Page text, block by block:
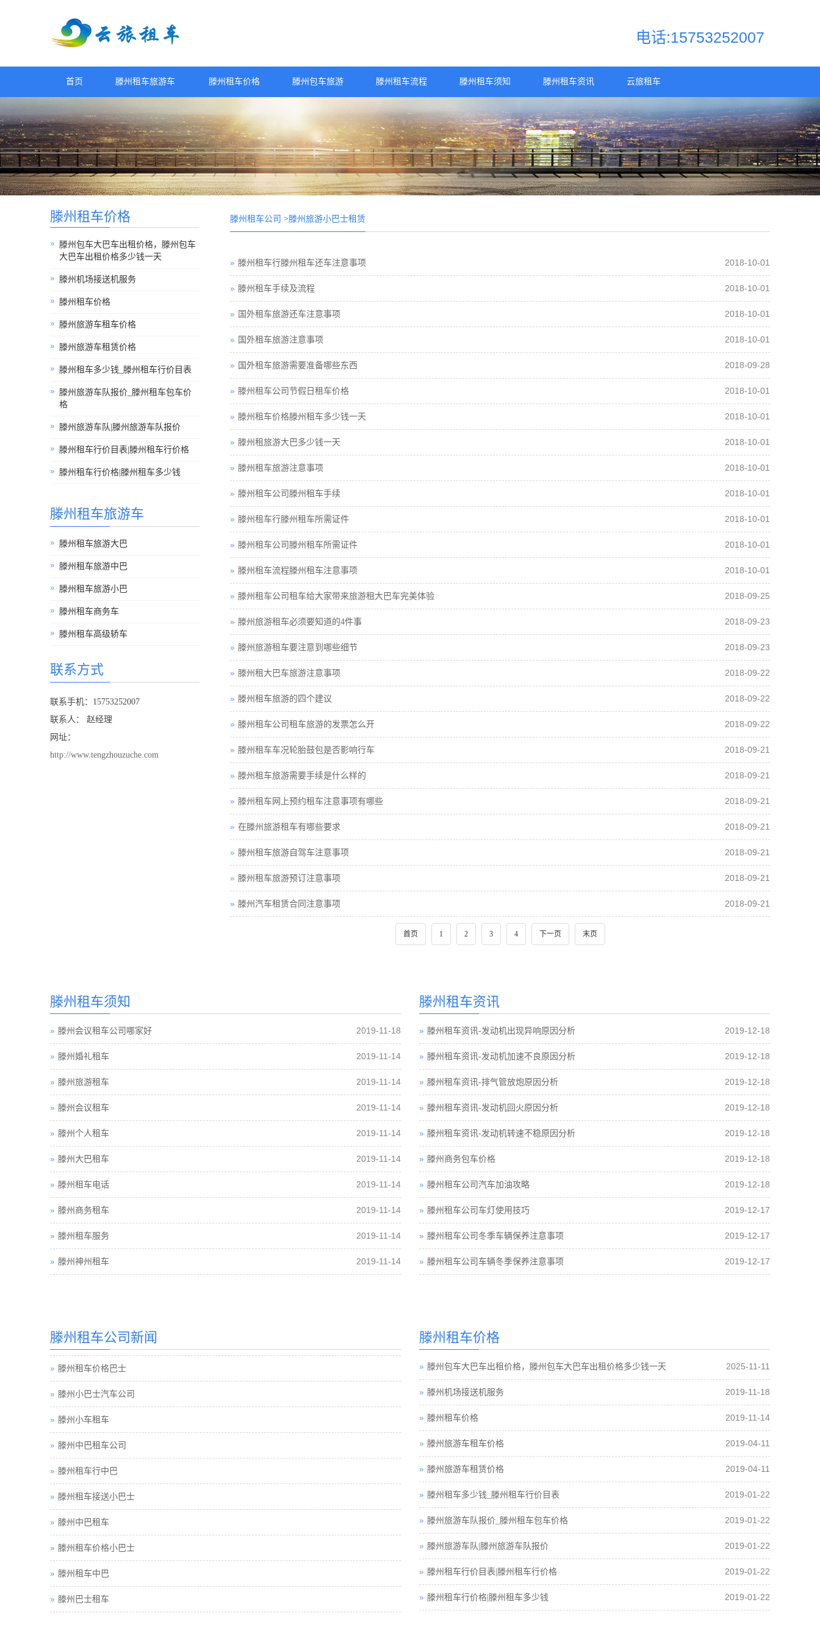
电话:15753252007
首页 滕州租车旅游车 滕州租车价格 滕州包车旅游 滕州租车流程 滕州租车须知 滕州租车资讯 云旅租车
滕州租车价格
滕州包车大巴车出租价格，滕州包车
大巴车出租价格多少钱一天
滕州机场接送机服务
滕州租车价格
滕州旅游车租车价格
滕州旅游车租赁价格
滕州租车多少钱_滕州租车行价目表
滕州旅游车队报价_滕州租车包车价
格
滕州旅游车队|滕州旅游车队报价
滕州租车行价目表|滕州租车行价格
滕州租车行价格|滕州租车多少钱
滕州租车旅游车
滕州租车旅游大巴
滕州租车旅游中巴
滕州租车旅游小巴
滕州租车商务车
滕州租车高级轿车
联系方式
联系手机：15753252007
联系人： 赵经理
网址：
http://www.tengzhouzuche.com
滕州租车公司 >滕州旅游小巴士租赁
2018-10-01
滕州租车行滕州租车还车注意事项
2018-10-01
滕州租车手续及流程
2018-10-01
国外租车旅游还车注意事项
2018-10-01
国外租车旅游注意事项
2018-09-28
国外租车旅游需要准备哪些东西
2018-10-01
滕州租车公司节假日租车价格
2018-10-01
滕州租车价格滕州租车多少钱一天
2018-10-01
滕州租旅游大巴多少钱一天
2018-10-01
滕州租车旅游注意事项
2018-10-01
滕州租车公司滕州租车手续
2018-10-01
滕州租车行滕州租车所需证件
2018-10-01
滕州租车公司滕州租车所需证件
2018-10-01
滕州租车流程滕州租车注意事项
2018-09-25
滕州租车公司租车给大家带来旅游租大巴车完美体验
2018-09-23
滕州旅游租车必须要知道的4件事
2018-09-23
滕州旅游租车要注意到哪些细节
2018-09-22
滕州租大巴车旅游注意事项
2018-09-22
滕州租车旅游的四个建议
2018-09-22
滕州租车公司租车旅游的发票怎么开
2018-09-21
滕州租车车况轮胎鼓包是否影响行车
2018-09-21
滕州租车旅游需要手续是什么样的
2018-09-21
滕州租车网上预约租车注意事项有哪些
2018-09-21
在滕州旅游租车有哪些要求
2018-09-21
滕州租车旅游自驾车注意事项
2018-09-21
滕州租车旅游预订注意事项
2018-09-21
滕州汽车租赁合同注意事项
首页 1 2 3 4 下一页 末页
滕州租车须知
2019-11-18
滕州会议租车公司哪家好
2019-11-14
滕州婚礼租车
2019-11-14
滕州旅游租车
2019-11-14
滕州会议租车
2019-11-14
滕州个人租车
2019-11-14
滕州大巴租车
2019-11-14
滕州租车电话
2019-11-14
滕州商务租车
2019-11-14
滕州租车服务
2019-11-14
滕州神州租车
滕州租车资讯
2019-12-18
滕州租车资讯-发动机出现异响原因分析
2019-12-18
滕州租车资讯-发动机加速不良原因分析
2019-12-18
滕州租车资讯-排气管放炮原因分析
2019-12-18
滕州租车资讯-发动机回火原因分析
2019-12-18
滕州租车资讯-发动机转速不稳原因分析
2019-12-18
滕州商务包车价格
2019-12-18
滕州租车公司汽车加油攻略
2019-12-17
滕州租车公司车灯使用技巧
2019-12-17
滕州租车公司冬季车辆保养注意事项
2019-12-17
滕州租车公司车辆冬季保养注意事项
滕州租车公司新闻
滕州租车价格
滕州租车价格巴士
滕州小巴士汽车公司
滕州小车租车
滕州中巴租车公司
滕州租车行中巴
滕州租车接送小巴士
滕州中巴租车
滕州租车价格小巴士
滕州租车中巴
滕州巴士租车
滕州租车价格
2025-11-11
滕州包车大巴车出租价格，滕州包车大巴车出租价格多少钱一天
2019-11-18
滕州机场接送机服务
2019-11-14
滕州租车价格
2019-04-11
滕州旅游车租车价格
2019-04-11
滕州旅游车租赁价格
2019-01-22
滕州租车多少钱_滕州租车行价目表
2019-01-22
滕州旅游车队报价_滕州租车包车价格
2019-01-22
滕州旅游车队|滕州旅游车队报价
2019-01-22
滕州租车行价目表|滕州租车行价格
2019-01-22
滕州租车行价格|滕州租车多少钱